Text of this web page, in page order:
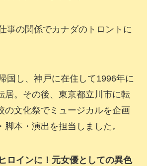
事の関係でカナダのトロントに
国し、神戸に在住して1996年に
居。その後、東京都立川市に転
の文化祭でミュージカルを企画
脚本・演出を担当しました。
ロインに！元女優としての異色